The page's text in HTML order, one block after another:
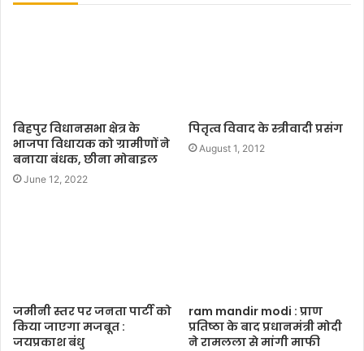
बिहपुर विधानसभा क्षेत्र के
भाजपा विधायक को ग्रामीणों ने
बनाया बंधक, छीना मोबाइल
June 12, 2022
पितृत्व विवाद के स्त्रीवादी प्रसंग
August 1, 2012
जमीनी स्तर पर जनता पार्टी को
किया जाएगा मजबूत :
जयप्रकाश बंधु
ram mandir modi : प्राण
प्रतिष्ठा के बाद प्रधानमंत्री मोदी
ने रामलला से मांगी माफी